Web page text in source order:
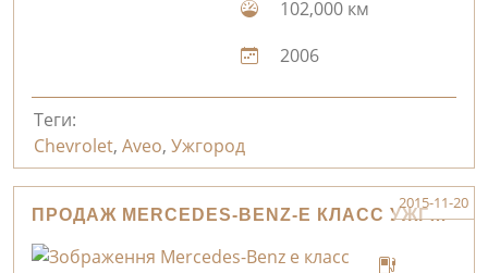
102,000 км
2006
Теги:
Chevrolet, Aveo, Ужгород
ПРОДАЖ MERCEDES-BENZ-Е КЛАСС УЖГОРОД
2015-11-20